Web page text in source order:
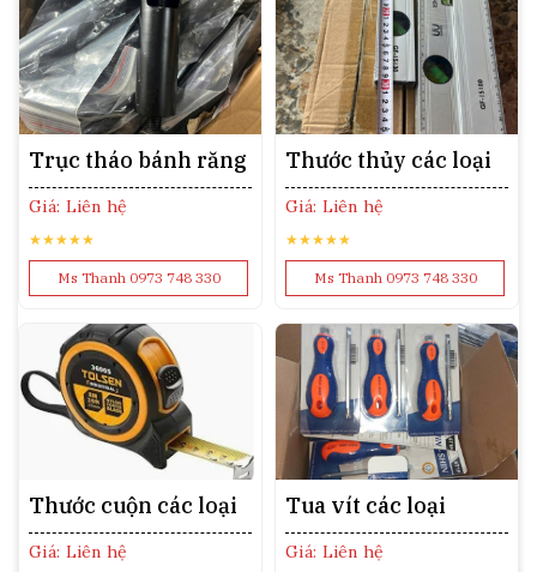
Trục tháo bánh răng
Giá: Liên hệ
★★★★★
Ms Thanh 0973 748 330
Thước thủy các loại
Giá: Liên hệ
★★★★★
Ms Thanh 0973 748 330
Thước cuộn các loại
Giá: Liên hệ
Tua vít các loại
Giá: Liên hệ